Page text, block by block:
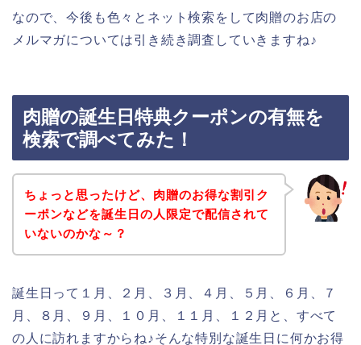
なので、今後も色々とネット検索をして肉贈のお店の
メルマガについては引き続き調査していきますね♪
肉贈の誕生日特典クーポンの有無を
検索で調べてみた！
ちょっと思ったけど、肉贈のお得な割引ク
ーポンなどを誕生日の人限定で配信されて
いないのかな～？
誕生日って１月、２月、３月、４月、５月、６月、７
月、８月、９月、１０月、１１月、１２月と、すべて
の人に訪れますからね♪そんな特別な誕生日に何かお得